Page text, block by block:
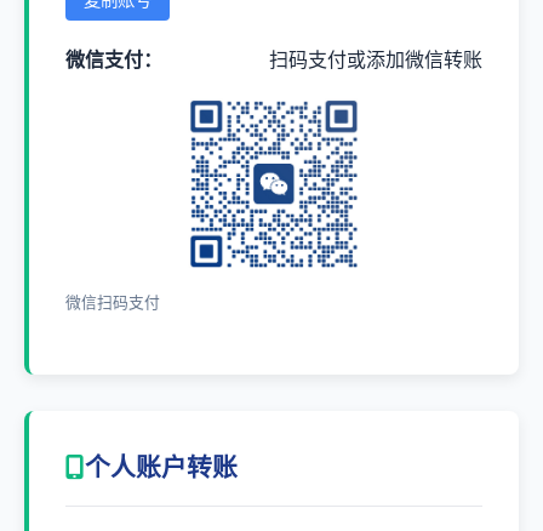
微信支付： 扫码支付或添加微信转账
微信扫码支付
个人账户转账